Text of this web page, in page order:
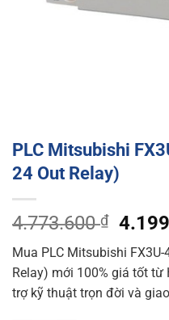
PLC Mitsubishi
24 Out Relay)
4.773.600₫
price
was:
Mua PLC Mitsubishi
Relay) mới 100% giá tốt
trợ kỹ thuật trọn đời và